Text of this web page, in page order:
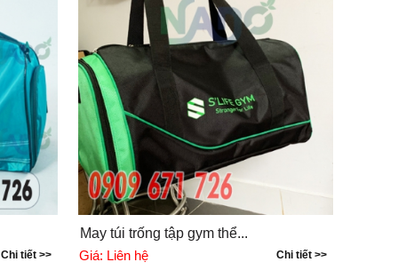
Chi tiết >>
May túi trống tập gym thể...
Chi tiết >>
Giá: Liên hệ